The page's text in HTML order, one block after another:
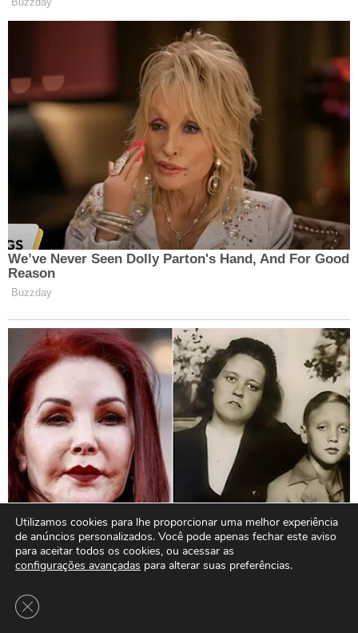
Utilizamos cookies para lhe proporcionar uma melhor experiência
de anúncios personalizados. Você pode apenas fechar este aviso
para aceitar todos os cookies, ou acessar as
configurações avançadas para alterar suas preferências.
Close GDPR Cookie Banner